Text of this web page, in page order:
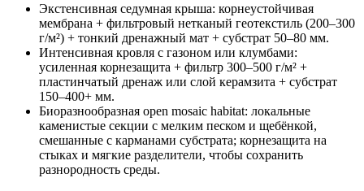
Экстенсивная седумная крыша: корнеустойчивая
мембрана + фильтровый нетканый геотекстиль (200–300
г/м²) + тонкий дренажный мат + субстрат 50–80 мм.
Интенсивная кровля с газоном или клумбами:
усиленная корнезащита + фильтр 300–500 г/м² +
пластинчатый дренаж или слой керамзита + субстрат
150–400+ мм.
Биоразнообразная open mosaic habitat: локальные
каменистые секции с мелким песком и щебёнкой,
смешанные с карманами субстрата; корнезащита на
стыках и мягкие разделители, чтобы сохранить
разнородность среды.